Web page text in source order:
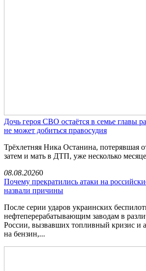
Дочь героя СВО остаётся в семье главы
не может добиться правосудия
Трёхлетняя Ника Останина, потерявшая
затем и мать в ДТП, уже несколько
08.08.20260
Почему прекратились атаки на
назвали причины
После серии ударов украинских
нефтеперерабатывающим заводам в
России, вызвавших топливный кризис и
на бензин,...